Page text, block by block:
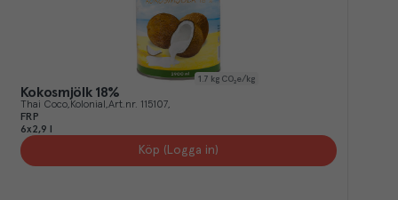
1.7 kg CO₂e/kg
Kokosmjölk 18%
Thai Coco Kolonial Art.nr. 115107
FRP
6x2,9 l
Köp (Logga in)